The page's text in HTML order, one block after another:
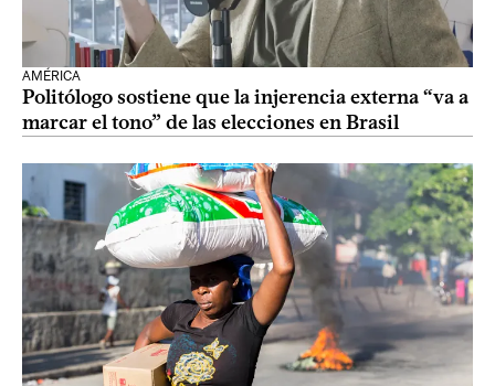
AMÉRICA
Politólogo sostiene que la injerencia externa “va a
marcar el tono” de las elecciones en Brasil